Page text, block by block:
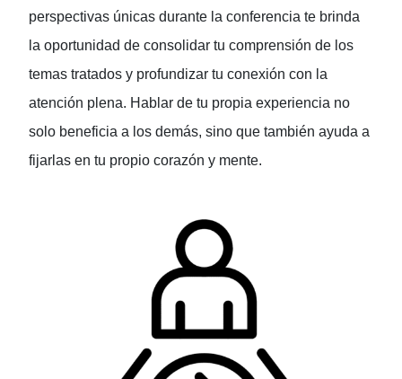
perspectivas únicas durante la conferencia te brinda
la oportunidad de consolidar tu comprensión de los
temas tratados y profundizar tu conexión con la
atención plena. Hablar de tu propia experiencia no
solo beneficia a los demás, sino que también ayuda a
fijarlas en tu propio corazón y mente.